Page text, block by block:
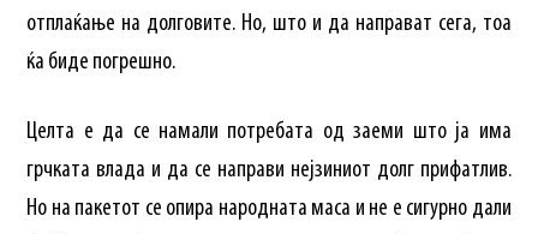
отплаќање на долговите. Но, што и да направат сега, тоа
ќа биде погрешно.
Целта е да се намали потребата од заеми што ја има
грчката влада и да се направи нејзиниот долг прифатлив.
Но на пакетот се опира народната маса и не е сигурно дали